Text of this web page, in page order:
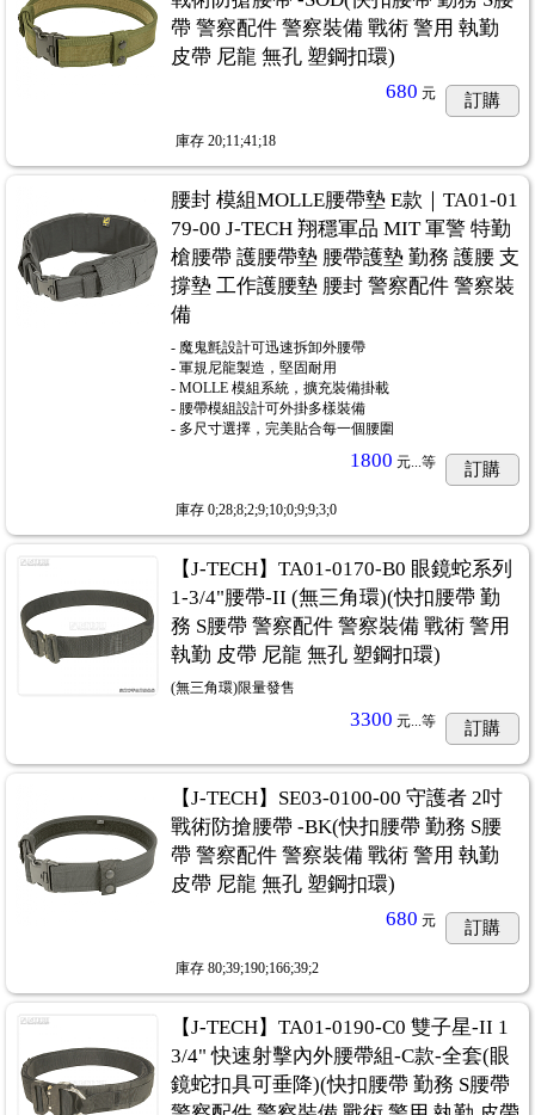
帶 警察配件 警察裝備 戰術 警用 執勤
皮帶 尼龍 無孔 塑鋼扣環)
680 元 訂購
庫存 20;11;41;18
腰封 模組MOLLE腰帶墊 E款｜TA01-01
79-00 J-TECH 翔穩軍品 MIT 軍警 特勤
槍腰帶 護腰帶墊 腰帶護墊 勤務 護腰 支
撐墊 工作護腰墊 腰封 警察配件 警察裝
備
- 魔鬼氈設計可迅速拆卸外腰帶
- 軍規尼龍製造，堅固耐用
- MOLLE 模組系統，擴充裝備掛載
- 腰帶模組設計可外掛多樣裝備
- 多尺寸選擇，完美貼合每一個腰圍
1800 元...等 訂購
庫存 0;28;8;2;9;10;0;9;9;3;0
【J-TECH】TA01-0170-B0 眼鏡蛇系列
1-3/4"腰帶-II (無三角環)(快扣腰帶 勤
務 S腰帶 警察配件 警察裝備 戰術 警用
執勤 皮帶 尼龍 無孔 塑鋼扣環)
(無三角環)限量發售
3300 元...等 訂購
【J-TECH】SE03-0100-00 守護者 2吋
戰術防搶腰帶 -BK(快扣腰帶 勤務 S腰
帶 警察配件 警察裝備 戰術 警用 執勤
皮帶 尼龍 無孔 塑鋼扣環)
680 元 訂購
庫存 80;39;190;166;39;2
【J-TECH】TA01-0190-C0 雙子星-II 1
3/4" 快速射擊內外腰帶組-C款-全套(眼
鏡蛇扣具可垂降)(快扣腰帶 勤務 S腰帶